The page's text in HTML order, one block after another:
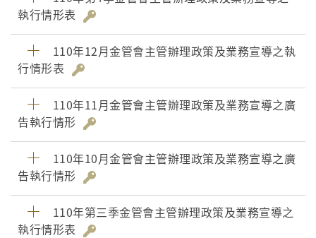
執行情形表
110年12月金管會主管辦理政策及業務宣導之執
行情形表
110年11月金管會主管辦理政策及業務宣導之廣
告執行情形
110年10月金管會主管辦理政策及業務宣導之廣
告執行情形
110年第三季金管會主管辦理政策及業務宣導之
執行情形表